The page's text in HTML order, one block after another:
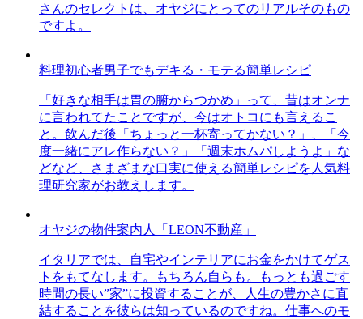
さんのセレクトは、オヤジにとってのリアルそのもの
ですよ。
料理初心者男子でもデキる・モテる簡単レシピ
「好きな相手は胃の腑からつかめ」って、昔はオンナ
に言われてたことですが、今はオトコにも言えるこ
と。飲んだ後「ちょっと一杯寄ってかない？」、「今
度一緒にアレ作らない？」「週末ホムパしようよ」な
どなど、さまざまな口実に使える簡単レシピを人気料
理研究家がお教えします。
オヤジの物件案内人「LEON不動産」
イタリアでは、自宅やインテリアにお金をかけてゲス
トをもてなします。もちろん自らも。もっとも過ごす
時間の長い”家”に投資することが、人生の豊かさに直
結することを彼らは知っているのですね。仕事へのモ